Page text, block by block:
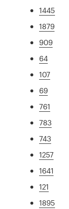
1445
1879
909
64
107
69
761
783
743
1257
1641
121
1895